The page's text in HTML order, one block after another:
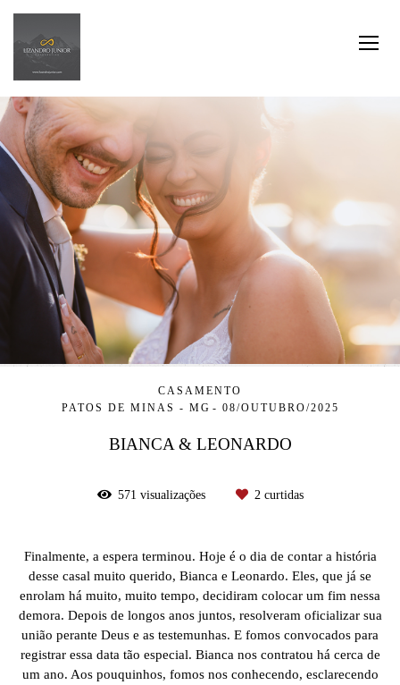
CASAMENTO
PATOS DE MINAS - MG
08/OUTUBRO/2025
BIANCA & LEONARDO
571 visualizações 2curtidas
Finalmente, a espera terminou. Hoje é o dia de contar a história
desse casal muito querido, Bianca e Leonardo. Eles, que já se
enrolam há muito, muito tempo, decidiram colocar um fim nessa
demora. Depois de longos anos juntos, resolveram oficializar sua
união perante Deus e as testemunhas. E fomos convocados para
registrar essa data tão especial. Bianca nos contratou há cerca de
um ano. Aos pouquinhos, fomos nos conhecendo, esclarecendo